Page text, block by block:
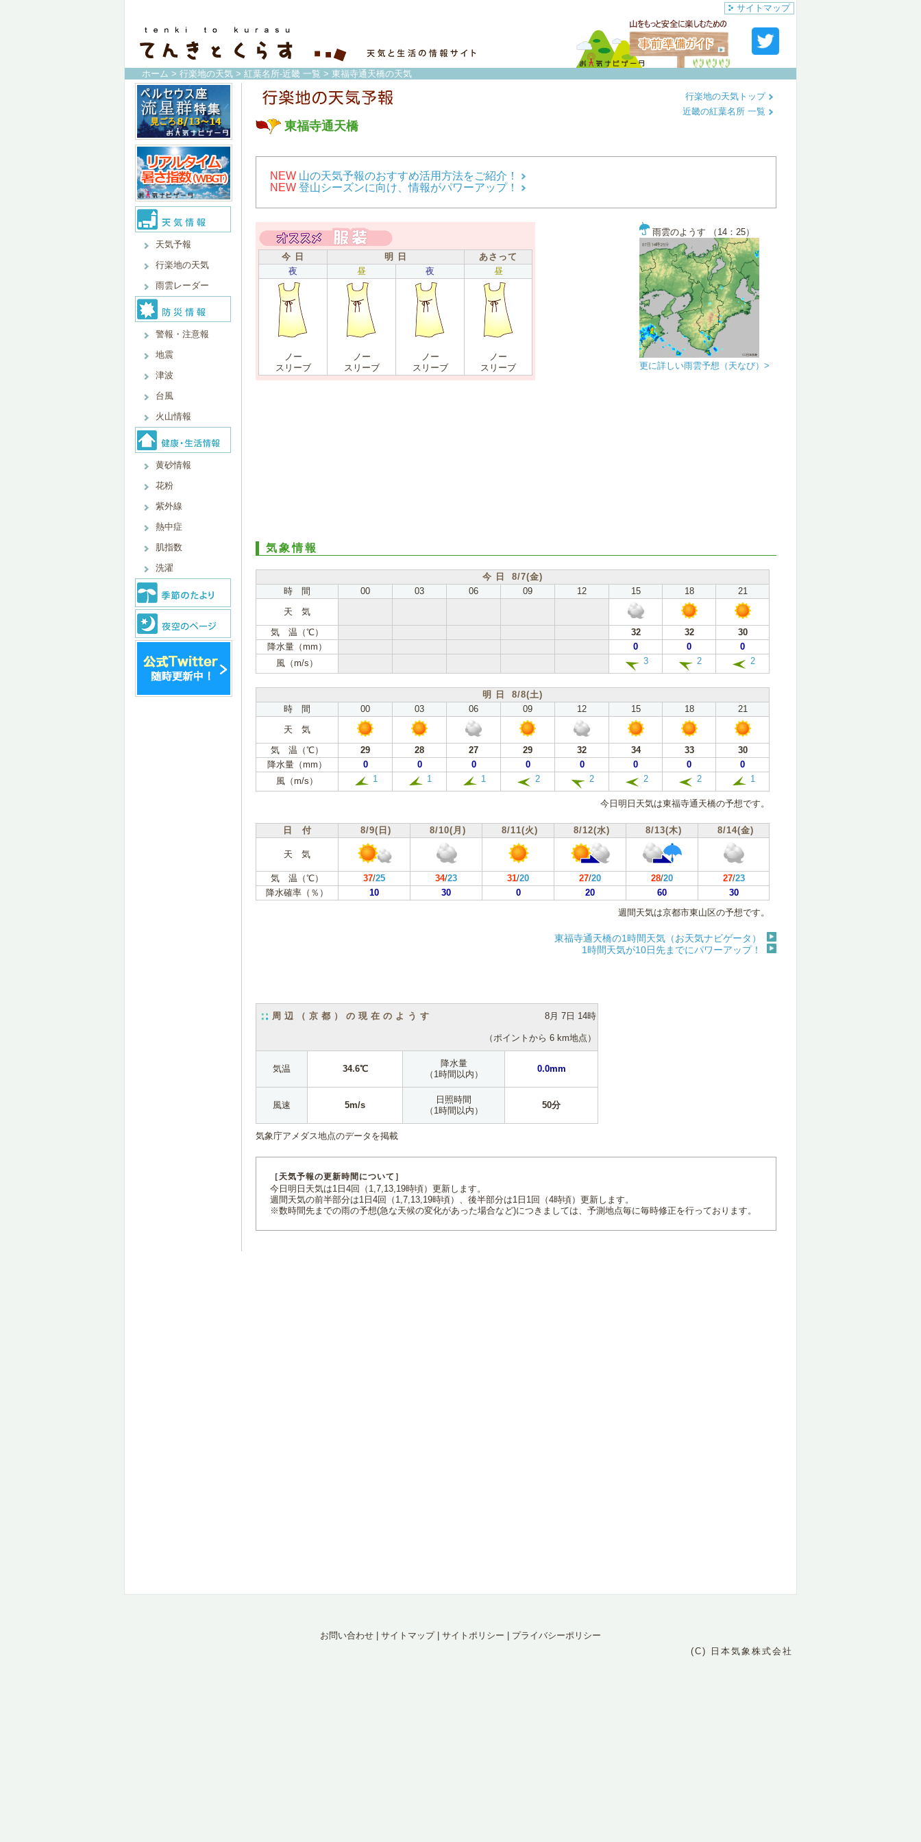
サイトマップ
ホーム > 行楽地の天気 > 紅葉名所-近畿 一覧 > 東福寺通天橋の天気
天気予報
行楽地の天気
雨雲レーダー
警報・注意報
地震
津波
台風
火山情報
黄砂情報
花粉
紫外線
熱中症
肌指数
洗濯
東福寺通天橋
行楽地の天気トップ
近畿の紅葉名所 一覧
NEW 山の天気予報のおすすめ活用方法をご紹介！
NEW 登山シーズンに向け、情報がパワーアップ！
今 日 明 日
あさって
夜
昼 夜 昼
ノー
スリーブ
ノー
スリーブ
ノー
スリーブ
ノー
スリーブ
雨雲のようす （14：25）
更に詳しい雨雲予想（天なび）>
気象情報
今 日 8/7(金)
時 間
00 03 06 09 12 15 18
21
天 気
気 温（℃）
32 32
30
降水量（mm）
0 0
0
風（m/s）
3 2 2
明 日 8/8(土)
時 間
00 03 06 09 12 15 18
21
天 気
気 温（℃）
29 28 27 29 32 34 33
30
降水量（mm）
0 0 0 0 0 0 0
0
風（m/s）
1 1 1 2 2 2 2 1
今日明日天気は東福寺通天橋の予想です。
日 付 8/9(日) 8/10(月) 8/11(火) 8/12(水) 8/13(木) 8/14(金)
天 気
気 温（℃） 37/25 34/23 31/20 27/20 28/20 27/23
降水確率（％）
10 30 0 20 60
30
週間天気は京都市東山区の予想です。
東福寺通天橋の1時間天気（お天気ナビゲータ）
1時間天気が10日先までにパワーアップ！
周辺（京都）の現在のようす 8月 7日 14時
（ポイントから 6 km地点）
気温 34.6℃
降水量
（1時間以内）
0.0mm
風速 5m/s
日照時間
（1時間以内）
50分
気象庁アメダス地点のデータを掲載
［天気予報の更新時間について］
今日明日天気は1日4回（1,7,13,19時頃）更新します。
週間天気の前半部分は1日4回（1,7,13,19時頃）、後半部分は1日1回（4時頃）更新します。
※数時間先までの雨の予想(急な天候の変化があった場合など)につきましては、予測地点毎に毎時修正を行っております。
お問い合わせ サイトマップ| サイトポリシー
プライバシーポリシー
(C) 日本気象株式会社